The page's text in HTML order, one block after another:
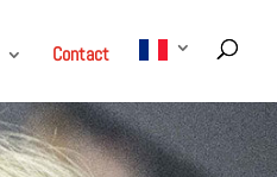
Contact